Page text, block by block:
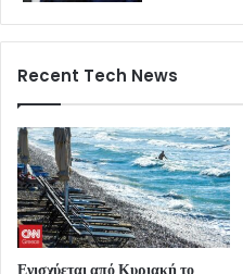
Recent Tech News
Ενισχύεται από Κυριακή το